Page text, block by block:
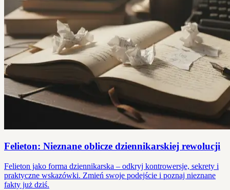
Felieton: Nieznane oblicze dziennikarskiej rewolucji
Felieton jako forma dziennikarska – odkryj kontrowersje, sekrety i
praktyczne wskazówki. Zmień swoje podejście i poznaj nieznane
fakty już dziś.